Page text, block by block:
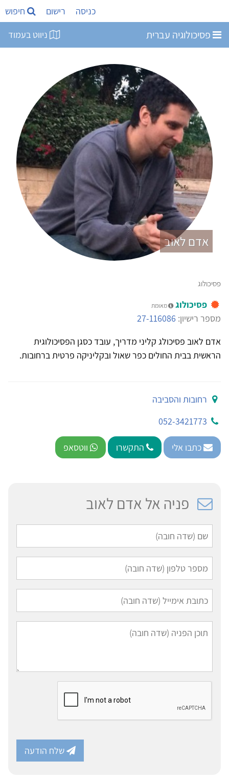
כניסה רישום חיפוש
פסיכולוגיה עברית ניווט בעמוד
אדם לאוב
פסיכולוג
פסיכולוג מאומת
מספר רישיון: 27-116086
אדם לאוב פסיכולג קליני מדריך, עובד כסגן הפסיכולוגית
הראשית בבית החולים כפר שאול ובקליניקה פרטית ברחובות.
רחובות והסביבה
052-3421773
כתבו אלי התקשרו ווטסאפ
פניה אל אדם לאוב
שלח הודעה